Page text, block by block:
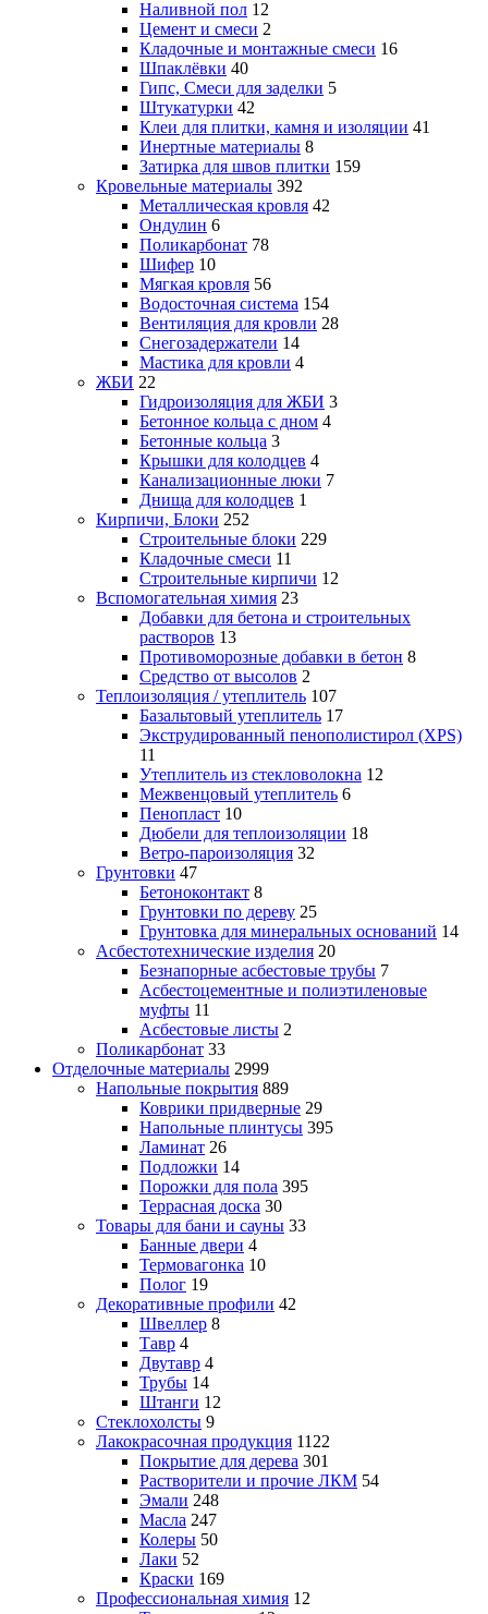
Наливной пол 12
Цемент и смеси 2
Кладочные и монтажные смеси 16
Шпаклёвки 40
Гипс, Смеси для заделки 5
Штукатурки 42
Клеи для плитки, камня и изоляции 41
Инертные материалы 8
Затирка для швов плитки 159
Кровельные материалы 392
Металлическая кровля 42
Ондулин 6
Поликарбонат 78
Шифер 10
Мягкая кровля 56
Водосточная система 154
Вентиляция для кровли 28
Снегозадержатели 14
Мастика для кровли 4
ЖБИ 22
Гидроизоляция для ЖБИ 3
Бетонное кольца с дном 4
Бетонные кольца 3
Крышки для колодцев 4
Канализационные люки 7
Днища для колодцев 1
Кирпичи, Блоки 252
Строительные блоки 229
Кладочные смеси 11
Строительные кирпичи 12
Вспомогательная химия 23
Добавки для бетона и строительных
растворов 13
Противоморозные добавки в бетон 8
Средство от высолов 2
Теплоизоляция / утеплитель 107
Базальтовый утеплитель 17
Экструдированный пенополистирол (XPS)
11
Утеплитель из стекловолокна 12
Межвенцовый утеплитель 6
Пенопласт 10
Дюбели для теплоизоляции 18
Ветро-пароизоляция 32
Грунтовки 47
Бетоноконтакт 8
Грунтовки по дереву 25
Грунтовка для минеральных оснований 14
Асбестотехнические изделия 20
Безнапорные асбестовые трубы 7
Асбестоцементные и полиэтиленовые
муфты 11
Асбестовые листы 2
Поликарбонат 33
Отделочные материалы 2999
Напольные покрытия 889
Коврики придверные 29
Напольные плинтусы 395
Ламинат 26
Подложки 14
Порожки для пола 395
Террасная доска 30
Товары для бани и сауны 33
Банные двери 4
Термовагонка 10
Полог 19
Декоративные профили 42
Швеллер 8
Тавр 4
Двутавр 4
Трубы 14
Штанги 12
Стеклохолсты 9
Лакокрасочная продукция 1122
Покрытие для дерева 301
Растворители и прочие ЛКМ 54
Эмали 248
Масла 247
Колеры 50
Лаки 52
Краски 169
Профессиональная химия 12